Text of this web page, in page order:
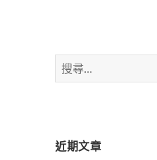
搜
尋
近期文章